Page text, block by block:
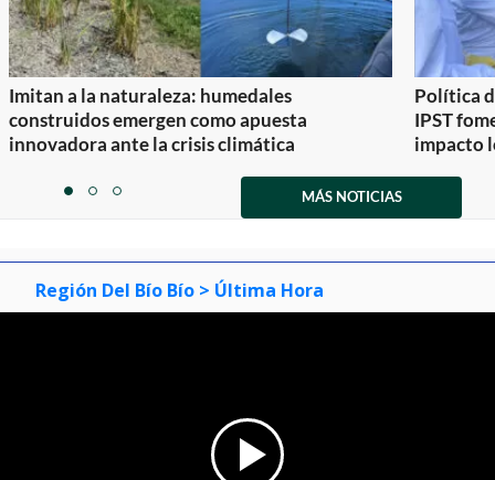
Imitan a la naturaleza: humedales
construidos emergen como apuesta
innovadora ante la crisis climática
Política
IPST
impacto
itemitemitem
MÁS NOTICIAS
Región Del Bío Bío > Última Hora